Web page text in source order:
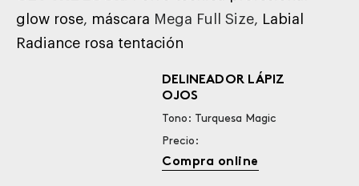
glow rose, máscara Mega Full Size, Labial
Radiance rosa tentación
DELINEADOR LÁPIZ
OJOS
Tono: Turquesa Magic
Precio:
Compra online